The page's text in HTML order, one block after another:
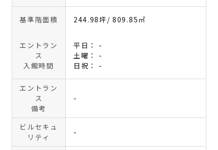
基準階面積 244.98坪 / 809.85㎡
エントラン
ス
入館時間
平日： -
土曜： -
日祝： -
エントラン
ス
備考
-
ビルセキュ
リティ
-